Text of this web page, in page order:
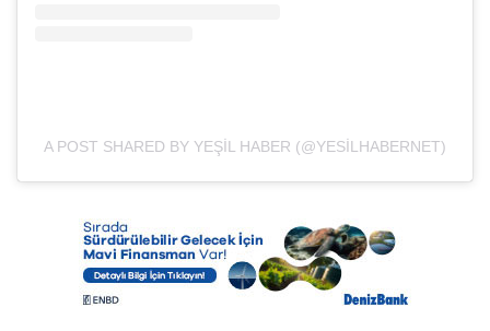
A POST SHARED BY YEŞIL HABER (@YESILHABERNET)